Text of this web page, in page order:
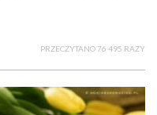
PRZECZYTANO 76 495 RAZY